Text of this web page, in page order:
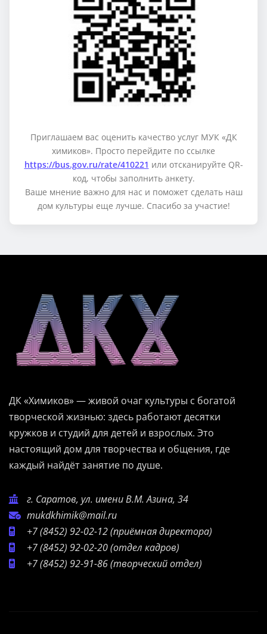
Приглашаем вас оценить качество услуг МУК «ДК
химиков». Просто перейдите по ссылке
https://bus.gov.ru/rate/410221 или отсканируйте QR-
код, чтобы заполнить анкету.
Ваше мнение важно для нас и поможет сделать наш
дом культуры еще лучше. Спасибо за участие!
ДК «Химиков» — живой очаг культуры с богатой
творческой жизнью: здесь работают десятки
кружков и студий для детей и взрослых. Это
настоящий дом для творчества и общения, где
каждый найдёт занятие по душе.
г. Саратов, ул. имени В.М. Азина, 34
mukdkhimik@mail.ru
+7 (8452) 92-02-12(приёмная директора)
+7 (8452) 92-02-20(отдел кадров)
+7 (8452) 92-91-86(творческий отдел)